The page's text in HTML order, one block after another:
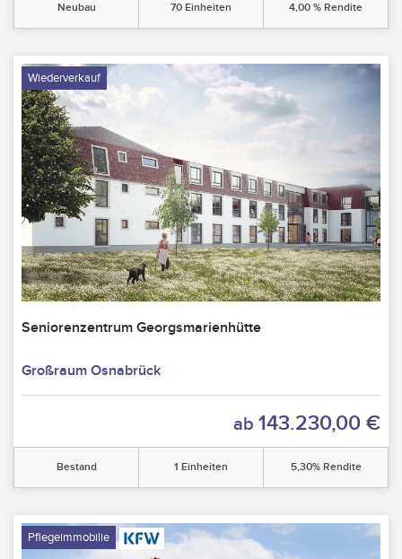
Neubau 70 Einheiten 4,00 % Rendite
Wiederverkauf
Seniorenzentrum Georgsmarienhütte
Großraum Osnabrück
ab 143.230,00 €
Bestand 1 Einheiten 5,30% Rendite
Pflegeimmobilie